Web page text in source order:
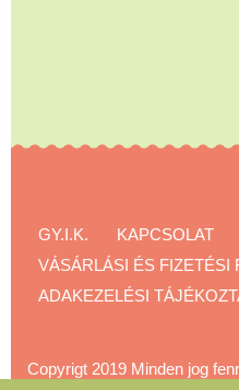
GY.I.K.
KAPCSOLAT
VÁSÁRLÁSI ÉS FIZETÉSI
ADAKEZELÉSI
Copyrigt 2019 Minden jog